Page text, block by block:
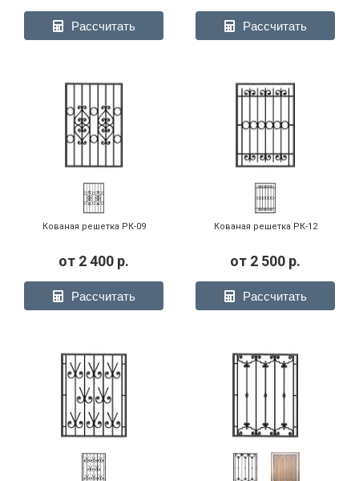
Рассчитать Рассчитать
Кованая решетка РК-09
от 2 400 р.
Рассчитать
Кованая решетка РК-12
от 2 500 р.
Рассчитать